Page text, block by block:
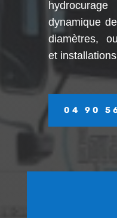
dynamique
diamètres,
et
04 90